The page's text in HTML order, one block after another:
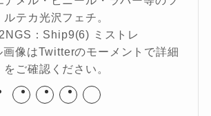
ルテカ光沢フェチ。
：Ship9(6) ミストレ
画像はTwitterのモーメントで詳細
をご確認ください。